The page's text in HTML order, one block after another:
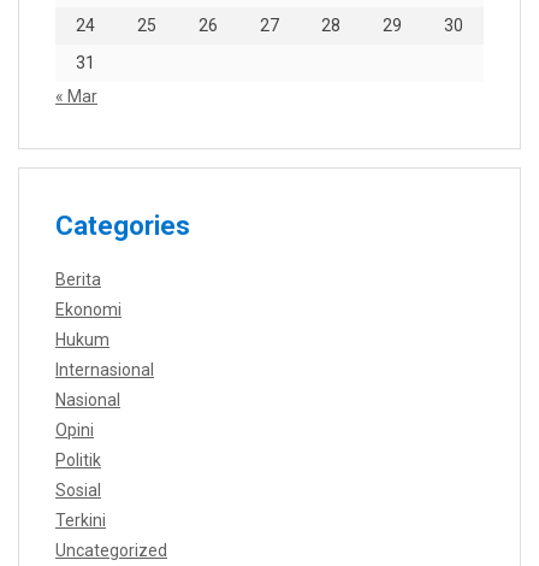
24
25 26 27 28 29
30
31
« Mar
Categories
Berita
Ekonomi
Hukum
Internasional
Nasional
Opini
Politik
Sosial
Terkini
Uncategorized